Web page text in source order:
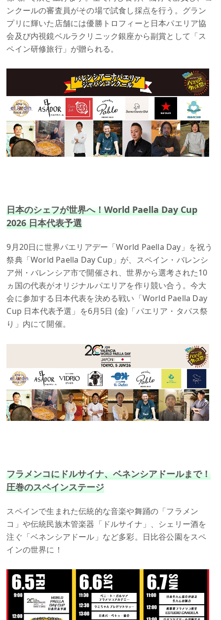
ンクールの審査員がその場で試食し採点を行う。グラン
プリに輝いた店舗には優勝トロフィーと日本パエリア協
会及び内視鏡ベルラクリニック銀座から副賞として「ス
ペイン研修旅行」が贈られる。
日本のシェフが世界へ！World Paella Day Cup
2026 日本代表予選
9月20日に世界パエリアデー「World Paella Day」を祝う
祭典「World Paella Day Cup」が、スペイン・バレンシ
ア州・バレンシア市で開催され、世界から選考された10
ヵ国の代表がオリジナルパエリアを作り競い合う。今大
会に参加する日本代表を決める戦い「World Paella Day
Cup 日本代表予選」を6月5日 (金)「パエリア・タパス祭
り」内にて開催。
フラメンコにドルサイナ、ベネンシアドールまで！
圧巻のスペインステージ
スペインで生まれた伝統的な音楽や舞踊の「フラメン
コ」や伝統民族木管楽器「ドルサイナ」、シェリー酒を
注ぐ「ベネンシアドール」など多彩。日比谷公園をスペ
インの世界に！